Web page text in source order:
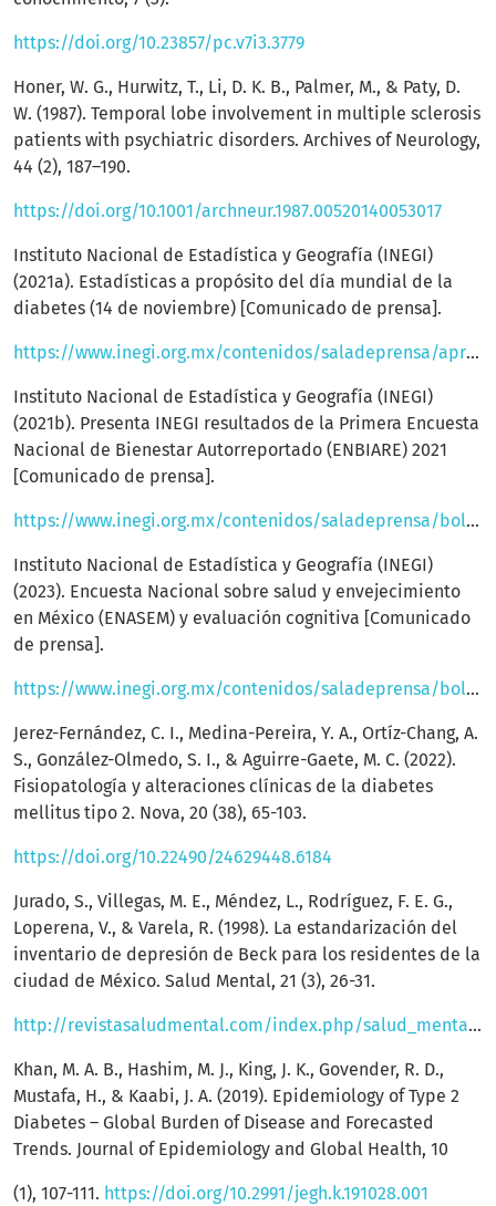
https://doi.org/10.23857/pc.v7i3.3779
Honer, W. G., Hurwitz, T., Li, D. K. B., Palmer, M., & Paty, D.
W. (1987). Temporal lobe involvement in multiple sclerosis
patients with psychiatric disorders. Archives of Neurology,
44 (2), 187–190.
https://doi.org/10.1001/archneur.1987.00520140053017
Instituto Nacional de Estadística y Geografía (INEGI)
(2021a). Estadísticas a propósito del día mundial de la
diabetes (14 de noviembre) [Comunicado de prensa].
https://www.inegi.org.mx/contenidos/saladeprensa/aproposito/2021/EAP_Diabetes2021.pdf
Instituto Nacional de Estadística y Geografía (INEGI)
(2021b). Presenta INEGI resultados de la Primera Encuesta
Nacional de Bienestar Autorreportado (ENBIARE) 2021
[Comunicado de prensa].
https://www.inegi.org.mx/contenidos/saladeprensa/boletines/2021/EstSociodemo/ENBIARE_2021.pdf
Instituto Nacional de Estadística y Geografía (INEGI)
(2023). Encuesta Nacional sobre salud y envejecimiento
en México (ENASEM) y evaluación cognitiva [Comunicado
de prensa].
https://www.inegi.org.mx/contenidos/saladeprensa/boletines/2023/ENASEM/ENASEM_21.pdf
Jerez-Fernández, C. I., Medina-Pereira, Y. A., Ortíz-Chang, A.
S., González-Olmedo, S. I., & Aguirre-Gaete, M. C. (2022).
Fisiopatología y alteraciones clínicas de la diabetes
mellitus tipo 2. Nova, 20 (38), 65-103.
https://doi.org/10.22490/24629448.6184
Jurado, S., Villegas, M. E., Méndez, L., Rodríguez, F. E. G.,
Loperena, V., & Varela, R. (1998). La estandarización del
inventario de depresión de Beck para los residentes de la
ciudad de México. Salud Mental, 21 (3), 26-31.
http://revistasaludmental.com/index.php/salud_mental/article/download/706/705
Khan, M. A. B., Hashim, M. J., King, J. K., Govender, R. D.,
Mustafa, H., & Kaabi, J. A. (2019). Epidemiology of Type 2
Diabetes – Global Burden of Disease and Forecasted
Trends. Journal of Epidemiology and Global Health, 10
(1), 107-111. https://doi.org/10.2991/jegh.k.191028.001